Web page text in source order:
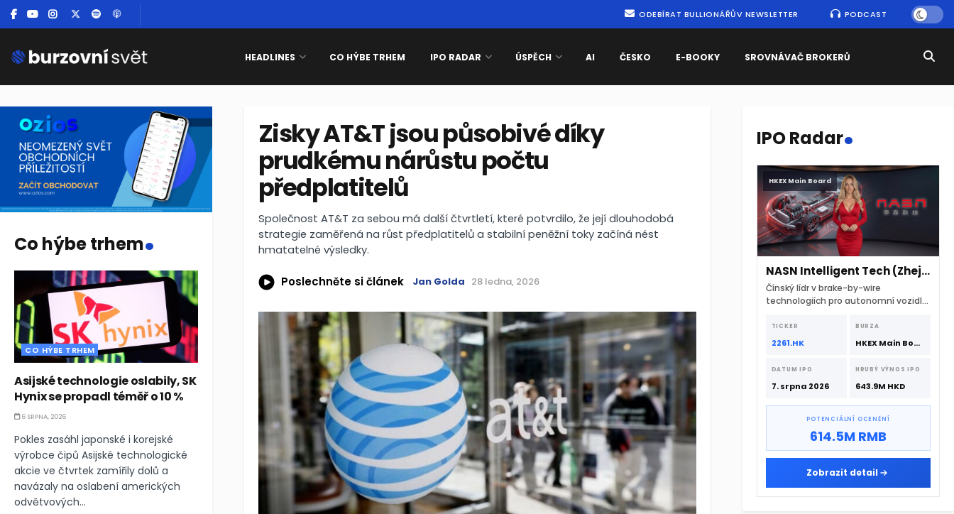
ODEBÍRAT BULLIONÁŘŮV NEWSLETTER PODCAST
HEADLINES CO HÝBE TRHEM IPO RADAR ÚSPĚCH AI ČESKO E-BOOKY SROVNÁVAČ BROKERŮ
Zisky AT&T jsou působivé díky
prudkému nárůstu počtu
předplatitelů
Společnost AT&T za sebou má další čtvrtletí, které potvrdilo, že její dlouhodobá
strategie zaměřená na růst předplatitelů a stabilní peněžní toky začíná nést
hmatatelné výsledky.
Poslechněte si článek Jan Golda 28 ledna, 2026
Co hýbe trhem.
CO HÝBE TRHEM
Asijské technologie oslabily, SK
Hynix se propadl téměř o 10 %
6 SRPNA, 2026
Pokles zasáhl japonské i korejské
výrobce čipů Asijské technologické
akcie ve čtvrtek zamířily dolů a
navázaly na oslabení amerických
odvětvových...
IPO Radar.
HKEX Main Board
NASN Intelligent Tech (Zhejiang)
Čínský lídr v brake-by-wire
technologiích pro autonomní vozidla
srpna 2026 s podporou CATL a
Hillhouse Investment.
TICKER
2261.HK
BURZA
HKEX Main Board
DATUM IPO
7. srpna 2026
HRUBÝ VÝNOS IPO
643.9M HKD
POTENCIÁLNÍ OCENĚNÍ
614.5M RMB
Zobrazit detail